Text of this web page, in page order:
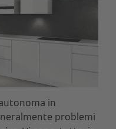
in
problemi